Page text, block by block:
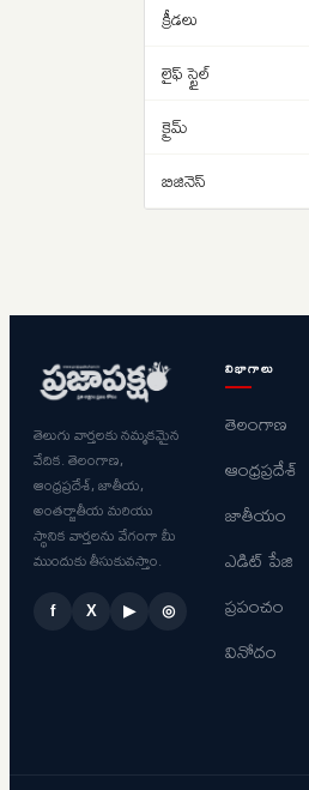
క్రీడలు
లైఫ్ స్టైల్
క్రైమ్
బిజినెస్
తెలుగు వార్తలకు నమ్మకమైన
వేదిక. తెలంగాణ,
ఆంధ్రప్రదేశ్, జాతీయ,
అంతర్జాతీయ మరియు
స్థానిక వార్తలను వేగంగా మీ
ముందుకు తీసుకువస్తాం.
f X ▶ ◎
విభాగాలు
తెలంగాణ
ఆంధ్రప్రదేశ్
జాతీయం
ఎడిట్ పేజి
ప్రపంచం
వినోదం